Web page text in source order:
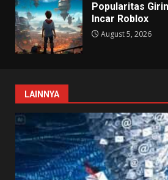
Popularitas
Incar Roblox
August 5, 2026
LAINNYA